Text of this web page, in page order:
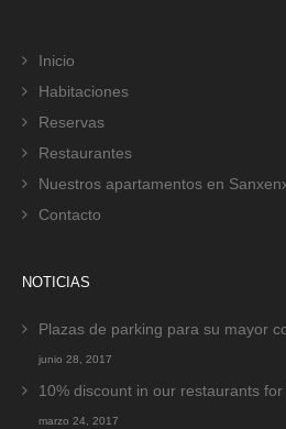
Inicio
Habitaciones
Reservas
Restaurantes
Nuestros apartamentos en
Contacto
NOTICIAS
Plazas de parking para su mayor
junio 28, 2017
10% discount in our restaurants
marzo 24, 2017